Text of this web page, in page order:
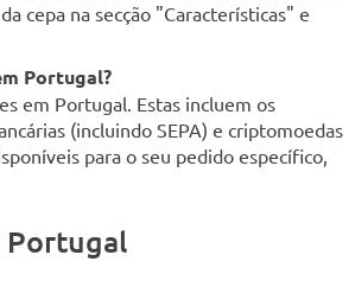
cepa na secção "Características" e
Portugal?
em Portugal. Estas incluem os
(incluindo SEPA) e criptomoedas
para o seu pedido específico,
Portugal